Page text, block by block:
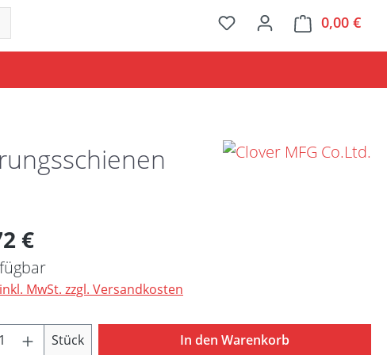
0,00 €
Preis:
€
MwSt. zzgl. Versandkosten
Anzahl: Gib den gewünschten Wert ein
Stück In den Warenkorb